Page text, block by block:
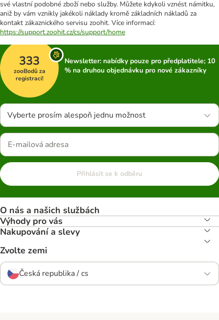
své vlastní podobné zboží nebo služby. Můžete kdykoli vznést námitku,
aniž by vám vznikly jakékoli náklady kromě základních nákladů za
kontakt zákaznického servisu zoohit. Více informací:
https://support.zoohit.cz/cs/support/home
333
zooBodů za
registraci!
Newsletter: nabídky pouze pro předplatitele; 10
% na druhou objednávku pro nové zákazníky
Vyberte prosím alespoň jednu možnost
Přihlásit se k odběru
O nás a našich službách
Výhody pro vás
Nakupování a slevy
Zvolte zemi
Česká republika / cs